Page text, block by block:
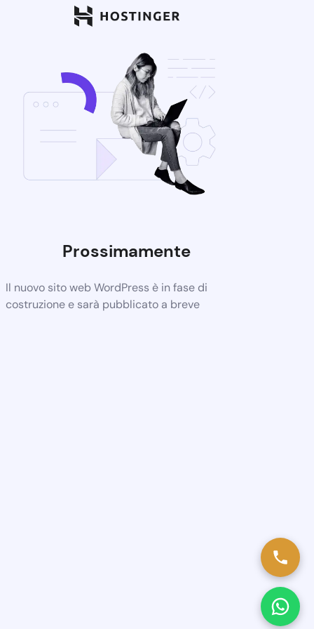
Prossimamente
Il nuovo sito web WordPress è in fase di
costruzione e sarà pubblicato a breve